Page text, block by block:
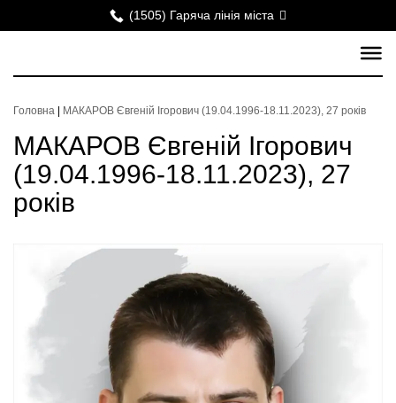
(1505) Гаряча лінія міста
Головна МАКАРОВ Євгеній Ігорович (19.04.1996-18.11.2023), 27 років
МАКАРОВ Євгеній Ігорович
(19.04.1996-18.11.2023), 27
років